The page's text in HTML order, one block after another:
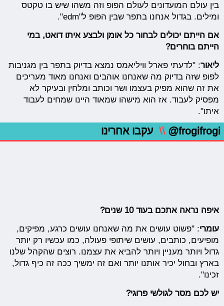
בין עולם המועדונים לעולם הפופ וזה משהו שיש בו טקטס
ומילים. בגדול אנחנו בתפר שבין הפופ ל"edm".
אם הייתם יכולים לבחור כל אומן ולבצע איתו דואט, במי
הייתם בוחרים?
ליאור: "לדעתי פארל וויליאמס נמצא בדיוק בתפר בין מגניבות
לפופ שזה בדיוק מה שאנחנו אוהבים ואנחנו מאוד מעריכים
את זה שהוא מפיק בעצמו ושר וכותב ומלחין ובעיקר לא
מפסיק לעבוד. אז הוא מישהו שמאוד היינו שמחים לעבוד
איתו".
@frogifrogi
\\ עקבו אחרינו
איפה נראה אתכם בעוד 10 שנים?
עומרי: "פשוט עושים את מה שאנחנו עושים כרגע, מפיקים,
מופיעים, כותבים, עושים שיתופי פעולה, כמו עכשיו רק יותר
גדול ויותר מעניין ויותר להביא את עצמנו. רוצים שהקהל שלנו
בארץ ובחול יכיר אותנו יותר ואם זה ימשיך ככה זה כיף גדול,
זכינו".
יש לכם מסר לגולשי פרוגי?